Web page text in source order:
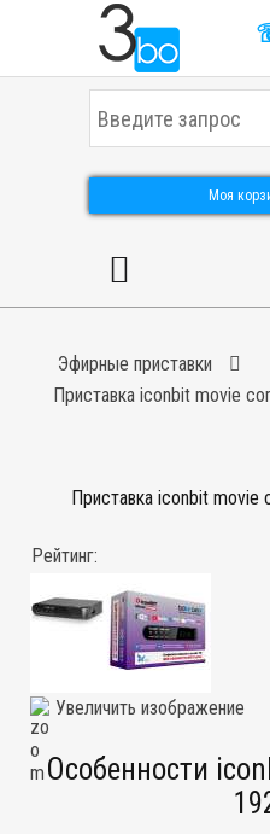
к
а
ь
Моя
Эфирные приставки
Приставка iconbit movie
Приставка iconbit movie
Рейтинг:
Увеличить изображение
Особенности